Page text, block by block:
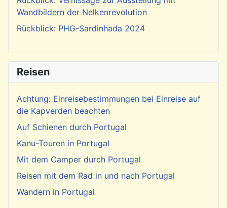
Wandbildern der Nelkenrevolution
Rückblick: PHG-Sardinhada 2024
Reisen
Achtung: Einreisebestimmungen bei Einreise auf
die Kapverden beachten
Auf Schienen durch Portugal
Kanu-Touren in Portugal
Mit dem Camper durch Portugal
Reisen mit dem Rad in und nach Portugal
Wandern in Portugal